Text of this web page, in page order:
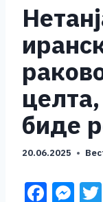
биде
20.06.2025
F M